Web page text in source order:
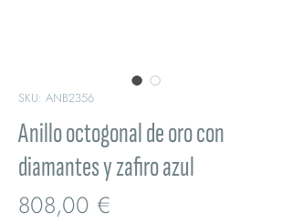
SKU: ANB2356
Anillo octogonal de oro con
diamantes y zafiro azul
808,00 €